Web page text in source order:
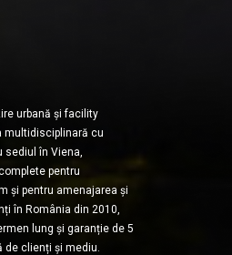
urbană și facility
multidisciplinară cu
sediul în Viena,
pentru
și pentru amenajarea și
în România din 2010,
lung și garanție de 5
de clienți și mediu.